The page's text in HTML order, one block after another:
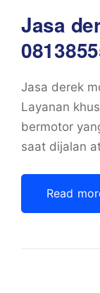
Jasa
Jasa derek
Layanan
bermotor
saat dijalan
Read